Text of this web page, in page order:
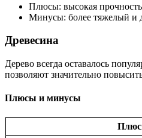
Плюсы: высокая
Минусы: более тяжелый и
Древесина
Дерево всегда оставалось
позволяют значительно
Плюсы и минусы